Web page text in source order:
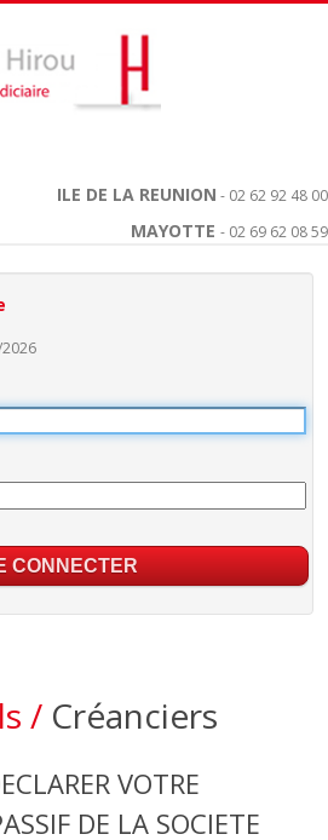
ILE DE LA REUNION - 02 62 92 48 00
MAYOTTE - 02 69 62 08 59
/ Créanciers
VOTRE
DE LA SOCIETE